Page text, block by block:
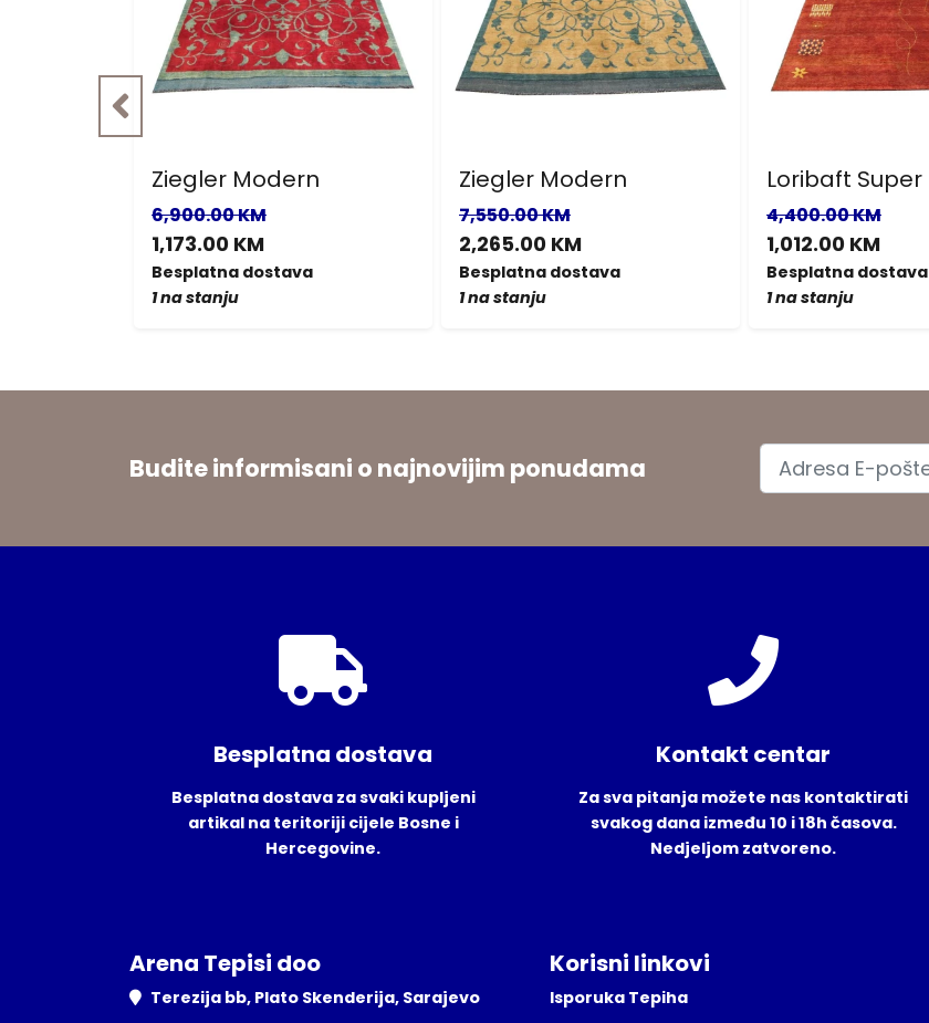
Ziegler Modern
6,900.00 KM
1,173.00 KM
Besplatna dostava
1 na stanju
Ziegler Modern
7,550.00 KM
2,265.00 KM
Besplatna dostava
1 na stanju
Loribaft Super
4,400.00 KM
1,012.00 KM
Besplatna dostava
1 na stanju
Budite informisani o najnovijim ponudama
Besplatna dostava
Besplatna dostava za svaki kupljeni
artikal na teritoriji cijele Bosne i
Hercegovine.
Kontakt centar
Za sva pitanja možete nas kontaktirati
svakog dana između 10 i 18h časova.
Nedjeljom zatvoreno.
Arena Tepisi doo
Terezija bb, Plato Skenderija, Sarajevo
Korisni linkovi
Isporuka Tepiha